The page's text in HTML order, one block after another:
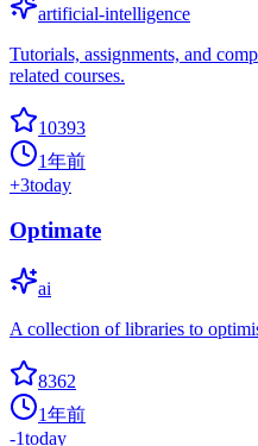
artificial-intelligence
Tutorials, assignments, and
related courses.
10393
1年前
+3today
Optimate
ai
A collection of libraries to
8362
1年前
-1today